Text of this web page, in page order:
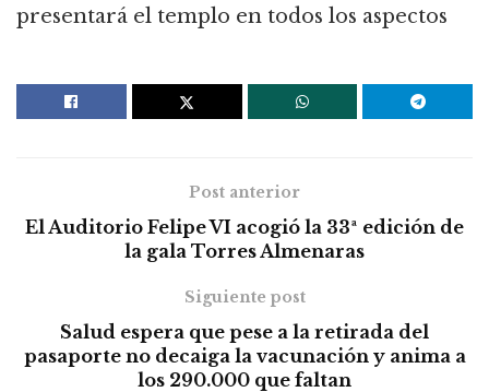
presentará el templo en todos los aspectos
Post anterior
El Auditorio Felipe VI acogió la 33ª edición de
la gala Torres Almenaras
Siguiente post
Salud espera que pese a la retirada del
pasaporte no decaiga la vacunación y anima a
los 290.000 que faltan